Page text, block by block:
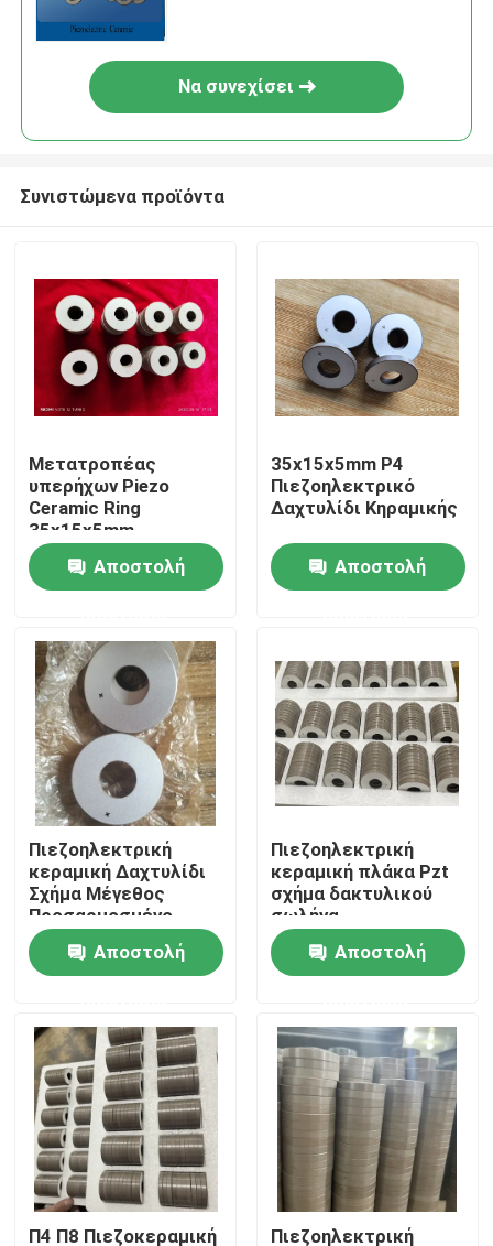
Προϊόντα
Περίπου εμείς
Γύρος εργοστασίων
Ποιοτικός έλεγχος
Μας ελάτε σε επαφή με
Ζητήστε ένα απόσπασμα
υπερήχων καθαρισμού μετατροπέα
υπερήχων μορφοτροπέα υψηλής ισχύος
Πολυ υπερηχητικός μετατροπέας συχνότητας
Να συνεχίσει
Συνιστώμενα προϊόντα
Μετατροπέας
υπερήχων Piezo
Ceramic Ring
35x15x5mm
Αποστολή
35x15x5mm P4
Πιεζοηλεκτρικό
Δαχτυλίδι Κηραμικής
Αποστολή
Πιεζοηλεκτρική
κεραμική Δαχτυλίδι
Σχήμα Μέγεθος
Προσαρμοσμένο
Αποστολή
Πιεζοηλεκτρική
κεραμική πλάκα Pzt
σχήμα δακτυλικού
σωλήνα
Αποστολή
Π4 Π8 Πιεζοκεραμική Πιεζοηλεκτρική